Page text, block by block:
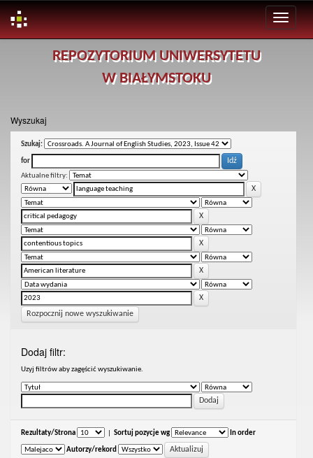
REPOZYTORIUM UNIWERSYTETU
W BIAŁYMSTOKU
Wyszukaj
Szukaj:
for
Aktualne filtry:
Rozpocznij nowe wyszukiwanie
Dodaj filtr:
Uzyj filtrów aby zagęścić wyszukiwanie.
Rezultaty/Strona Sortuj pozycje wg In order
Autorzy/rekord